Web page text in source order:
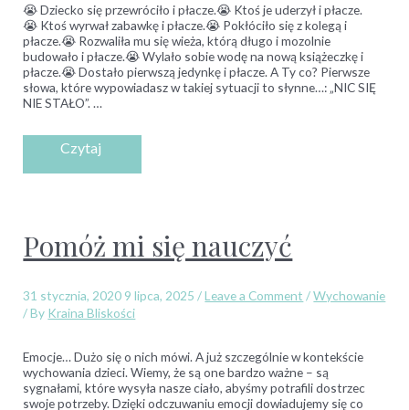
😭 Dziecko się przewróciło i płacze.😭 Ktoś je uderzył i płacze.
😭 Ktoś wyrwał zabawkę i płacze.😭 Pokłóciło się z kolegą i
płacze.😭 Rozwaliła mu się wieża, którą długo i mozolnie
budowało i płacze.😭 Wylało sobie wodę na nową książeczkę i
płacze.😭 Dostało pierwszą jedynkę i płacze. A Ty co? Pierwsze
słowa, które wypowiadasz w takiej sytuacji to słynne…: „NIC SIĘ
NIE STAŁO”. …
Pomóż mi się nauczyć
31 stycznia, 2020 9 lipca, 2025 /Leave a Comment /Wychowanie
/ By Kraina Bliskości
Emocje… Dużo się o nich mówi. A już szczególnie w kontekście
wychowania dzieci. Wiemy, że są one bardzo ważne – są
sygnałami, które wysyła nasze ciało, abyśmy potrafili dostrzec
swoje potrzeby. Dzięki odczuwaniu emocji dowiadujemy się co